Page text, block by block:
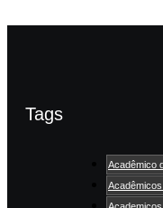
Tags
Acadêmico